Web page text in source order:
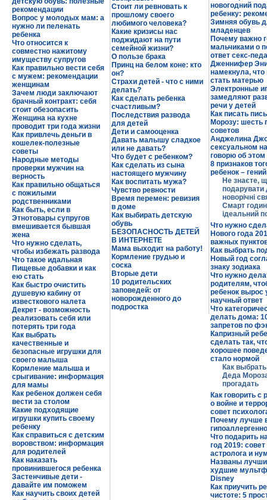
новогодний
ребенку:
Зимняя обувь
младенцев
Почему важно
мальчиками о
ответ секс-
Дженнифер
намекнула,
стать матерью
Электронные
замедляют
речи у детей
Как писать
Морозу: шесть
советов
Анджелина
сексуальном
говорю об
8 признаков
ребенок – гений
Не знаєте,
подарувати
новорічні
Смарт
ідеальний
Что нужно
Нового года
важных
Как выбрать
Новый год
знаку зодиака
Что нужно
родителям,
ребенок
научный ответ
Что
делать дома:
запретов по
Капризный
сделать так,
хорошее
стало нормой
Как
Деда
прогадать
Как говорить с
о войне и
совет
Почему лучше
Что подарить
год 2019: совет
астролога и
Названы
худшие
Disney
Как приучить
чистоте: 5
рекомендации
Вопрос у молодых мам: а
нужно ли пеленать
ребенка
Что относится к
совместно нажитому
имуществу супругов
Как правильно вести себя
с мужем: рекомендации
женщинам
Зачем люди заключают
брачный контракт: себя
стоит обезопасить
Женщина на кухне
проводит три года жизни
Как привлечь деньги в
кошелек-полезные
советы
Народные методы
проверки мужчин на
верность
Как правильно общаться
с пожилыми
родственниками
Как быть, если в
Этнотовары супругов
вмешивается бывшая
жена
Что нужно сделать,
чтобы избежать развода
Что такое идальная
Пищевые добавки и как
ею стать
Как быстро очистить
душевую кабину от
известкового налета
Декрет - возможность
реализовать себя или
потерять три года
Как выбрать
качественные и
безопасные игрушки для
своего малыша
Кормление малыша и
срыгивание: информация
для мамы
Как ребенок должен себя
вести за столом
Какие подходящие
игрушки купить своему
ребенку
Как справиться с детским
воровством: информация
для родителей
Как наказать
провинившегося ребенка
Застенчивые дети -
давайте им поможем
Как научить своих детей
Стоит ли ревновать к
прошлому своего
любимого человека?
Какие кризисы нас
поджидают на пути
семейной жизни?
О пользе брака
Принц на белом коне: кто
он?
Страхи детей - что с ними
делать?
Как сделать ребенка
счастливым?
Последствия развода
для детей
Дети и самооценка
Давать малышу сладкое
или не давать?
Что будет с ребенком?
Как сделать из сына
настоящего мужчину
Как воспитать мужа?
Чувство ревности
Время перемен: ревизия
в доме
Как выбирать детскую
обувь
БЕЗОПАСНОСТЬ ДЕТЕЙ
В ИНТЕРНЕТЕ
Мама выходит на работу!
Кормление грудью и
соска
Вторые дети
10 родительских
заповедей: от
новорожденного до
подростка